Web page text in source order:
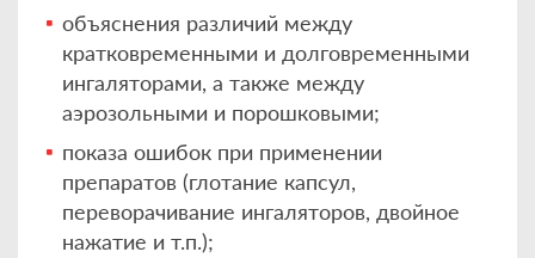
объяснения различий между
кратковременными и долговременными
ингаляторами, а также между
аэрозольными и порошковыми;
показа ошибок при применении
препаратов (глотание капсул,
переворачивание ингаляторов, двойное
нажатие и т.п.);